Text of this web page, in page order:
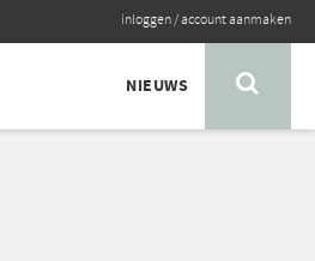
inloggen/account aanmaken
NIEUWS